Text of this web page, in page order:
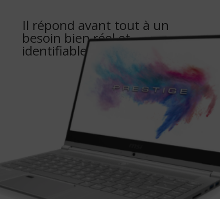
Il répond avant tout à un
besoin bien réel et
identifiable.